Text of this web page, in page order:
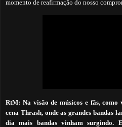
momento de reafirmação do nosso
RtM: Na visão de músicos e fãs,
cena Thrash, onde as grandes bandas
dia mais bandas vinham surgindo.